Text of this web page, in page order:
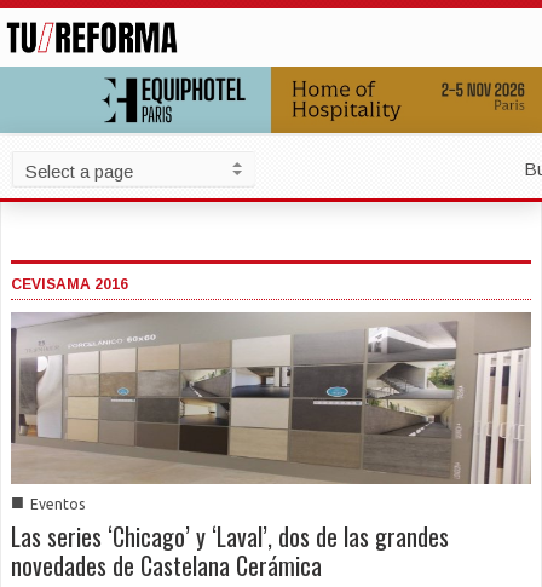
CEVISAMA 2016
■ Eventos
Las series ‘Chicago’ y ‘Laval’, dos de las grandes
novedades de Castelana Cerámica